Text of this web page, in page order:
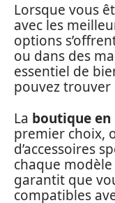
Lorsque vous
avec les
options
ou dans des
essentiel de
pouvez
La boutique en
premier choix,
d’accessoires
chaque modèle
garantit que
compatibles